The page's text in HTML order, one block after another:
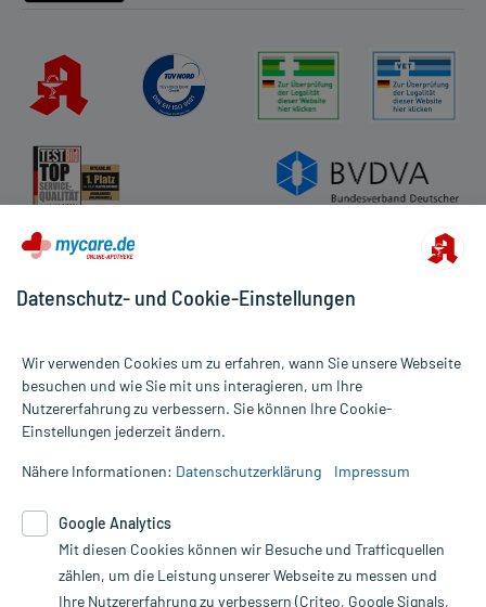
Alle Preise gelten inkl. MwSt., ggf. zzgl. Versandkosten
Informationen auf dieser Website werden ausschließlich für
die Untersuchung und Behandlung durch einen Arzt. Bitte
Therapien eingeleitet werden können. | Diese Webseite benutzt
Google Analytics. Lesen Sie bitte dazu die wichtigen Hinweise in
unserer Datenschutzerklärung. Für den Widerruf einer Bestellung
nutzen Sie das Formular:
Datenschutz- und Cookie-Einstellungen
Wir verwenden Cookies um zu erfahren, wann Sie unsere Webseite
besuchen und wie Sie mit uns interagieren, um Ihre
Nutzererfahrung zu verbessern. Sie können Ihre Cookie-
Einstellungen jederzeit ändern.
Nähere Informationen: Datenschutzerklärung Impressum
Google Analytics
Mit diesen Cookies können wir Besuche und Trafficquellen
zählen, um die Leistung unserer Webseite zu messen und
Ihre Nutzererfahrung zu verbessern (Criteo, Google Signals,